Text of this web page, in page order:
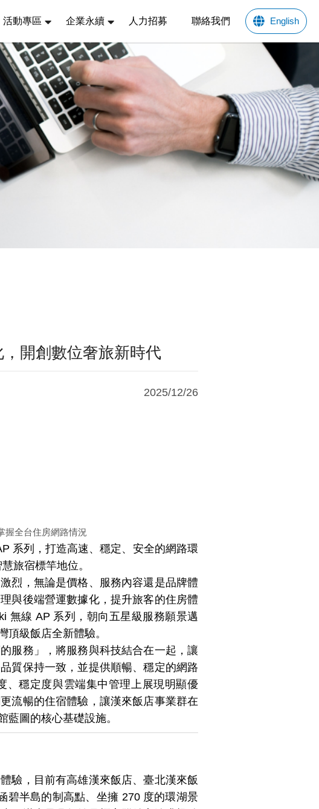
活動專區 企業永續 人力招募 聯絡我們 English
開創數位奢旅新時代
2025/12/26
握全台住房網路情況
系列，打造高速、穩定、安全的網路環
旅宿標竿地位。
烈，無論是價格、服務內容還是品牌體
與後端營運數據化，提升旅客的住房體
無線 AP 系列，朝向五星級服務願景邁
級飯店全新體驗。
服務」，將服務與科技結合在一起，讓
質保持一致，並提供順暢、穩定的網路
、穩定度與雲端集中管理上展現明顯優
流暢的住宿體驗，讓漢來飯店事業群在
圖的核心基礎設施。
驗，目前有高雄漢來飯店、臺北漢來飯
碧半島的制高點、坐擁 270 度的環湖景